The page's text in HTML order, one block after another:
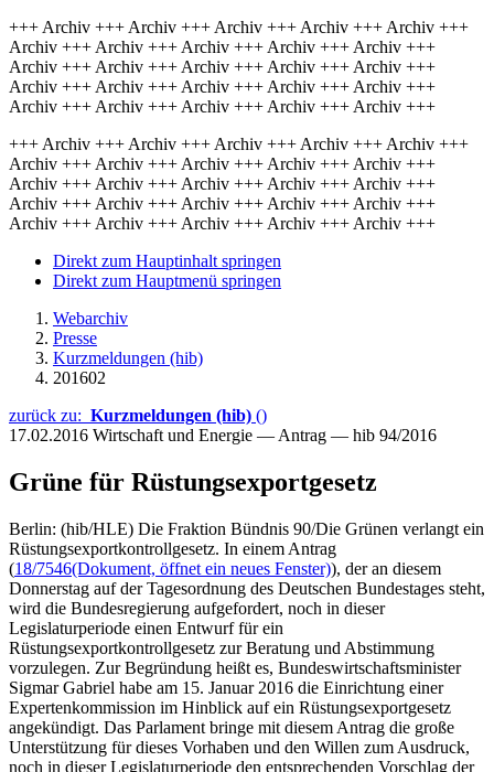
+++ Archiv +++ Archiv +++ Archiv +++ Archiv +++ Archiv +++
Archiv +++ Archiv +++ Archiv +++ Archiv +++ Archiv +++
Archiv +++ Archiv +++ Archiv +++ Archiv +++ Archiv +++
Archiv +++ Archiv +++ Archiv +++ Archiv +++ Archiv +++
Archiv +++ Archiv +++ Archiv +++ Archiv +++ Archiv +++
+++ Archiv +++ Archiv +++ Archiv +++ Archiv +++ Archiv +++
Archiv +++ Archiv +++ Archiv +++ Archiv +++ Archiv +++
Archiv +++ Archiv +++ Archiv +++ Archiv +++ Archiv +++
Archiv +++ Archiv +++ Archiv +++ Archiv +++ Archiv +++
Archiv +++ Archiv +++ Archiv +++ Archiv +++ Archiv +++
Direkt zum Hauptinhalt springen
Direkt zum Hauptmenü springen
Webarchiv
Presse
Kurzmeldungen (hib)
201602
zurück zu: Kurzmeldungen (hib) ()
17.02.2016 Wirtschaft und Energie — Antrag — hib 94/2016
Grüne für Rüstungsexportgesetz
Berlin: (hib/HLE) Die Fraktion Bündnis 90/Die Grünen verlangt ein
Rüstungsexportkontrollgesetz. In einem Antrag
(18/7546(Dokument, öffnet ein neues Fenster)), der an diesem
Donnerstag auf der Tagesordnung des Deutschen Bundestages steht,
wird die Bundesregierung aufgefordert, noch in dieser
Legislaturperiode einen Entwurf für ein
Rüstungsexportkontrollgesetz zur Beratung und Abstimmung
vorzulegen. Zur Begründung heißt es, Bundeswirtschaftsminister
Sigmar Gabriel habe am 15. Januar 2016 die Einrichtung einer
Expertenkommission im Hinblick auf ein Rüstungsexportgesetz
angekündigt. Das Parlament bringe mit diesem Antrag die große
Unterstützung für dieses Vorhaben und den Willen zum Ausdruck,
noch in dieser Legislaturperiode den entsprechenden Vorschlag der